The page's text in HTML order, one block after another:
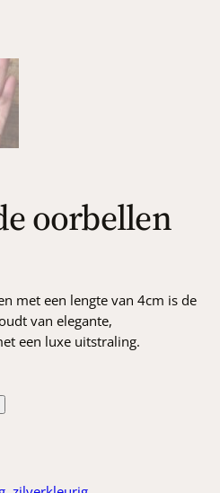
oorbellen
met een lengte van 4cm is de
van elegante,
een luxe uitstraling.